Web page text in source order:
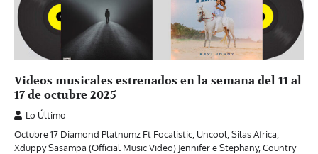
Videos musicales estrenados en la semana del 11 al
17 de octubre 2025
Lo Último
Octubre 17 Diamond Platnumz Ft Focalistic, Uncool, Silas Africa,
Xduppy Sasampa (Official Music Video) Jennifer e Stephany, Country